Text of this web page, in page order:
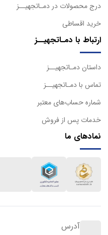
درج محصولات در دمـاتجهیــز
خرید اقساطی
ارتباط با دمـاتجهیــز
داستان دمـاتجهیــز
تماس با دمـاتجهیــز
شماره حساب‌های معتبر
خدمات پس از فروش
نمادهای ما
آدرس